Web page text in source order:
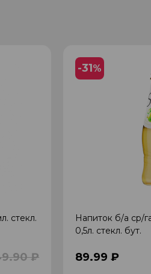
стекл.
₽
-31%
Напиток б/а ср/
0,5л. стекл. бут.
89.99 ₽